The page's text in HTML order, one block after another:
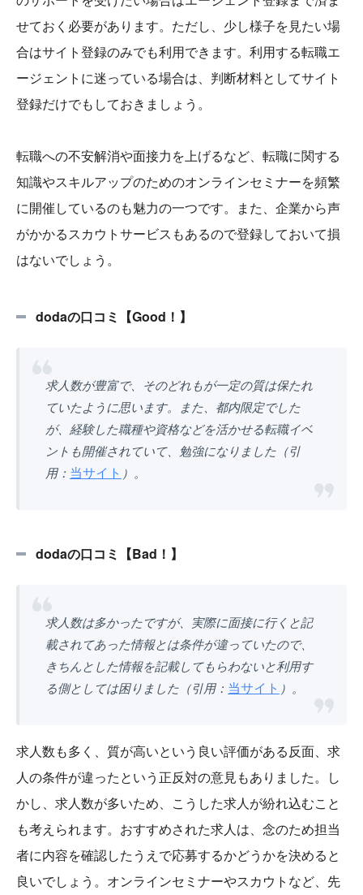
せておく必要があります。ただし、少し様子を見たい場
合はサイト登録のみでも利用できます。利用する転職エ
ージェントに迷っている場合は、判断材料としてサイト
登録だけでもしておきましょう。
転職への不安解消や面接力を上げるなど、転職に関する
知識やスキルアップのためのオンラインセミナーを頻繁
に開催しているのも魅力の一つです。また、企業から声
がかかるスカウトサービスもあるので登録しておいて損
はないでしょう。
dodaの口コミ【Good！】
求人数が豊富で、そのどれもが一定の質は保たれ
ていたように思います。また、都内限定でした
が、経験した職種や資格などを活かせる転職イベ
ントも開催されていて、勉強になりました（引
用： 当サイト ）。
dodaの口コミ【Bad！】
求人数は多かったですが、実際に面接に行くと記
載されてあった情報とは条件が違っていたので、
きちんとした情報を記載してもらわないと利用す
る側としては困りました（引用： 当サイト ）。
求人数も多く、質が高いという良い評価がある反面、求
人の条件が違ったという正反対の意見もありました。し
かし、求人数が多いため、こうした求人が紛れ込むこと
も考えられます。おすすめされた求人は、念のため担当
者に内容を確認したうえで応募するかどうかを決めると
良いでしょう。オンラインセミナーやスカウトなど、先